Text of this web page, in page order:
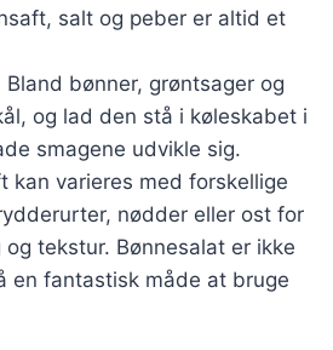
salt og peber er altid et
Bland bønner, grøntsager og
og lad den stå i køleskabet i
smagene udvikle sig.
kan varieres med forskellige
nødder eller ost for
tekstur. Bønnesalat er ikke
en fantastisk måde at bruge